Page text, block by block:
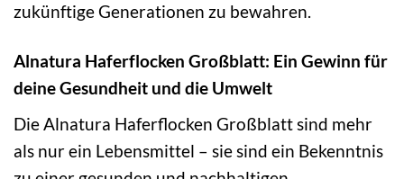
zukünftige Generationen zu bewahren.
Alnatura Haferflocken Großblatt: Ein Gewinn für
deine Gesundheit und die Umwelt
Die Alnatura Haferflocken Großblatt sind mehr
als nur ein Lebensmittel – sie sind ein Bekenntnis